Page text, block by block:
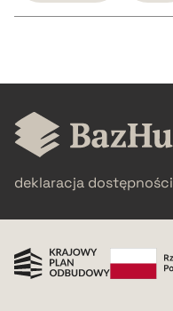
pobierz cytat
BIBTEX
deklaracja dostępności